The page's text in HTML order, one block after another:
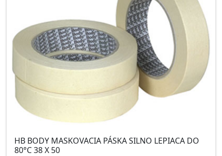
HB BODY MASKOVACIA PÁSKA SILNO LEPIACA DO
80°C 38 X 50